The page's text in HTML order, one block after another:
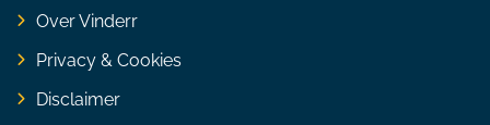
Over Vinderr
Privacy & Cookies
Disclaimer